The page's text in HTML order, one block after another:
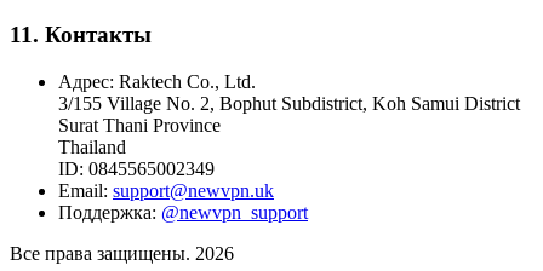
11. Контакты
Адрес: Raktech Co., Ltd.
3/155 Village No. 2, Bophut Subdistrict, Koh Samui District
Surat Thani Province
Thailand
ID: 0845565002349
Email: support@newvpn.uk
Поддержка: @‌newvpn_support
Все права защищены. 2026